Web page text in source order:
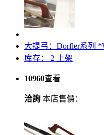
大提弓：Dorfler系列
库存： 2
上架
10960查看
洽詢 本店售價：